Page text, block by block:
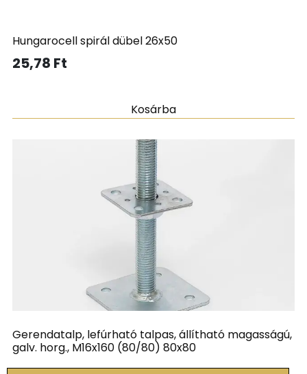
Hungarocell spirál dübel 26x50
25,78 Ft
Kosárba
Gerendatalp, lefúrható talpas, állítható magasságú,
galv. horg., M16x160 (80/80) 80x80